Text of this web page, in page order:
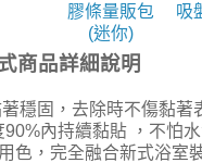
膠條量販包
(迷你)
吸
商品詳細說明
穩固，去除時不傷黏著
內持續黏貼 ，不怕
色，完全融合新式浴室